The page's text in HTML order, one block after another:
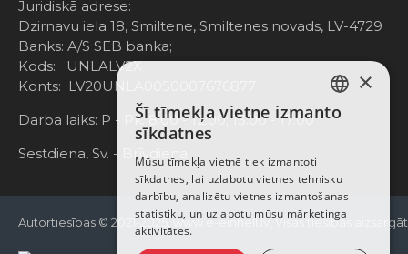
Juridiskā adrese:
Dzirnavu iela 18, Smiltene, Smiltenes novads, LV-4729
Banks: A/S SEB banka;
Kods: UNLALV2X
Konts: LV20UNLA0050007676877
Darba laiks: P - Pk. 8:00 - 12:00; 13:00 - 17:00
Sestdiena, Sv. - Brīvdiena
Autortiesības © 2021-2025, www.e-einhell.lv, Visas tiesības
LATVIAN
ENGLISH
×
Šī tīmekļa vietne izmanto
sīkdatnes
Mūsu tīmekļa vietnē tiek izmantoti
sīkdatnes, lai uzlabotu vietnes tehnisku
darbību, analizētu vietnes izmantošanas
statistiku, un uzlabotu mūsu mārketinga
aktivitātes.